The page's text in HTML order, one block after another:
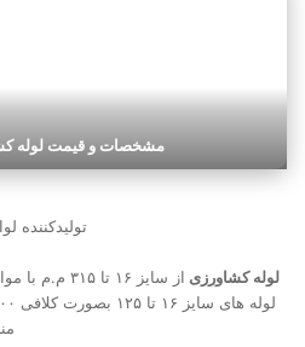
مشخصات و قیمت لوله
تولیدکننده
لوله کشاورزی از سایز ۱۶ تا ۳۱۵ م.م با مواد آبرسان دارای ضمانت ده ساله